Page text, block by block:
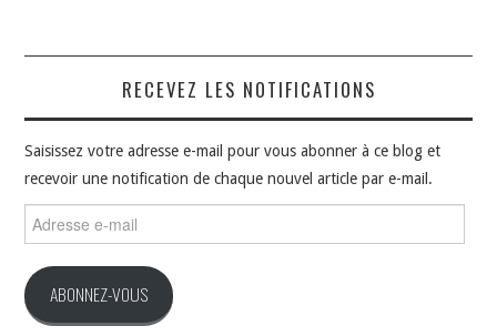
RECEVEZ LES NOTIFICATIONS
Saisissez votre adresse e-mail pour vous abonner à ce blog et
recevoir une notification de chaque nouvel article par e-mail.
e-
ABONNEZ-VOUS